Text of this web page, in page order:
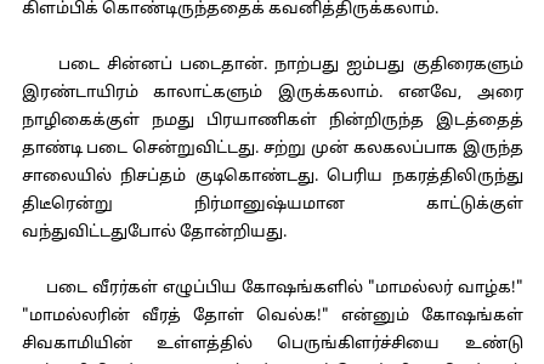
கிளம்பிக் கொண்டிருந்ததைக் கவனித்திருக்கலாம்.
படை சின்னப் படைதான். நாற்பது ஐம்பது குதிரைகளும்
இரண்டாயிரம் காலாட்களும் இருக்கலாம். எனவே, அரை
நாழிகைக்குள் நமது பிரயாணிகள் நின்றிருந்த இடத்தைத்
தாண்டி படை சென்றுவிட்டது. சற்று முன் கலகலப்பாக இருந்த
சாலையில் நிசப்தம் குடிகொண்டது. பெரிய நகரத்திலிருந்து
திடீரென்று நிர்மானுஷ்யமான காட்டுக்குள்
வந்துவிட்டதுபோல் தோன்றியது.
படை வீரர்கள் எழுப்பிய கோஷங்களில் "மாமல்லர் வாழ்க!"
"மாமல்லரின் வீரத் தோள் வெல்க!" என்னும் கோஷங்கள்
சிவகாமியின் உள்ளத்தில் பெருங்கிளர்ச்சியை உண்டு